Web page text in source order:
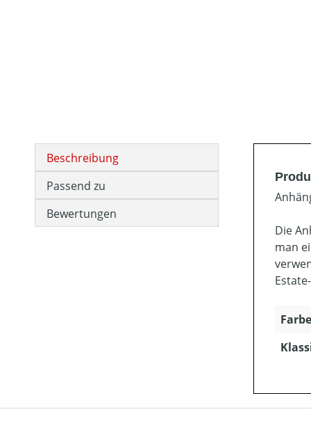
Beschreibung
Passend zu
Bewertungen
Die
man